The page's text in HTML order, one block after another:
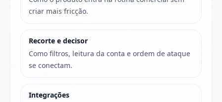
criar mais fricção.
Recorte e decisor
Como filtros, leitura da conta e ordem de ataque
se conectam.
Integrações